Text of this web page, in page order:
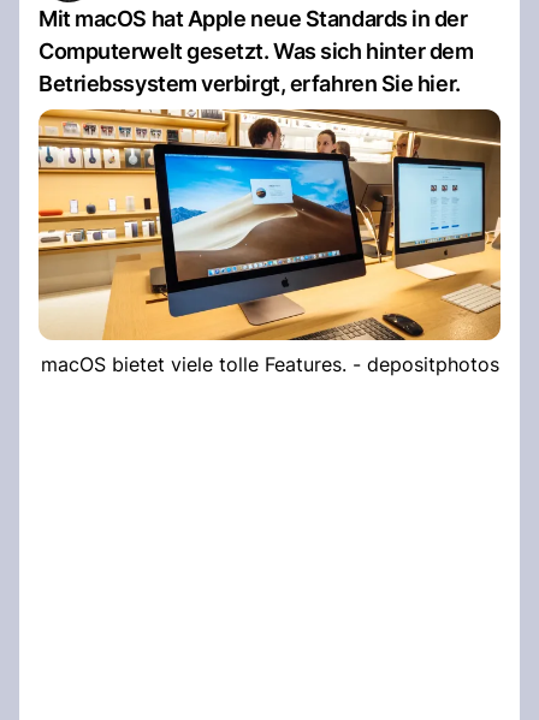
Mit macOS hat Apple neue Standards in der
Computerwelt gesetzt. Was sich hinter dem
Betriebssystem verbirgt, erfahren Sie hier.
macOS bietet viele tolle Features. - depositphotos